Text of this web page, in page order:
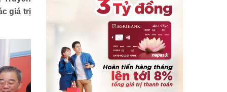
Địa chỉ nhân ái
giá trị